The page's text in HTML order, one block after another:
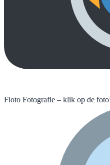
Fioto Fotografie – klik op de